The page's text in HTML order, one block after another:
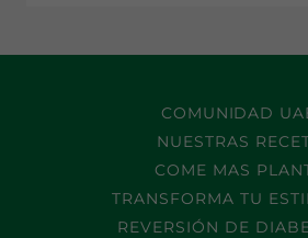
COMUNIDAD
NUESTRAS
COME MAS
TRANSFORMA TU
REVERSIÓN DE